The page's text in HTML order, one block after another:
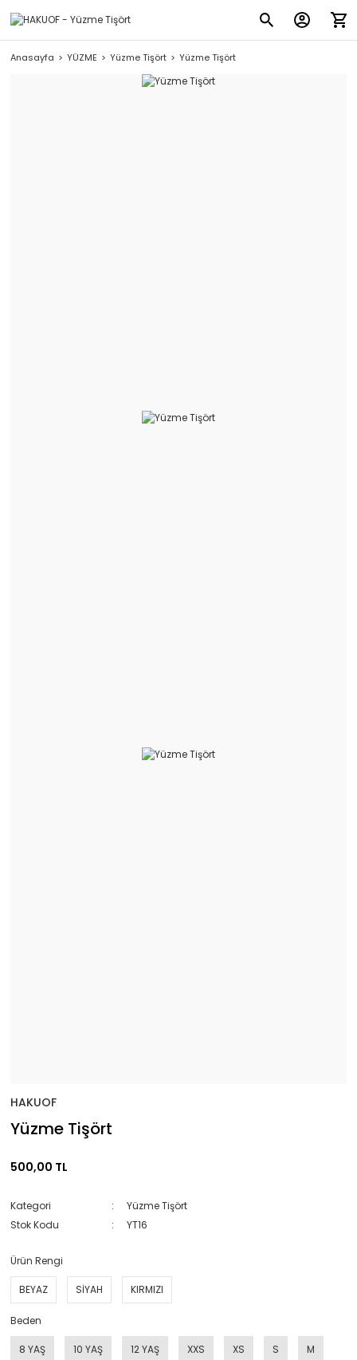
Anasayfa YÜZME Yüzme Tişört Yüzme Tişört
HAKUOF
Yüzme Tişört
500,00 TL
Kategori
Yüzme Tişört
Stok Kodu
YT16
Ürün Rengi
BEYAZ SİYAH KIRMIZI
Beden
8 YAŞ 10 YAŞ 12 YAŞ XXS XS S M